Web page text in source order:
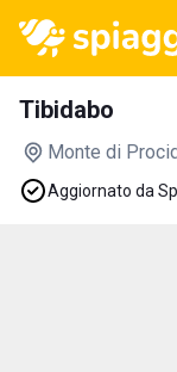
Tibidabo
Monte di
Aggiornato da